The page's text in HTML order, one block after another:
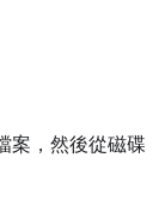
案，然後從磁碟